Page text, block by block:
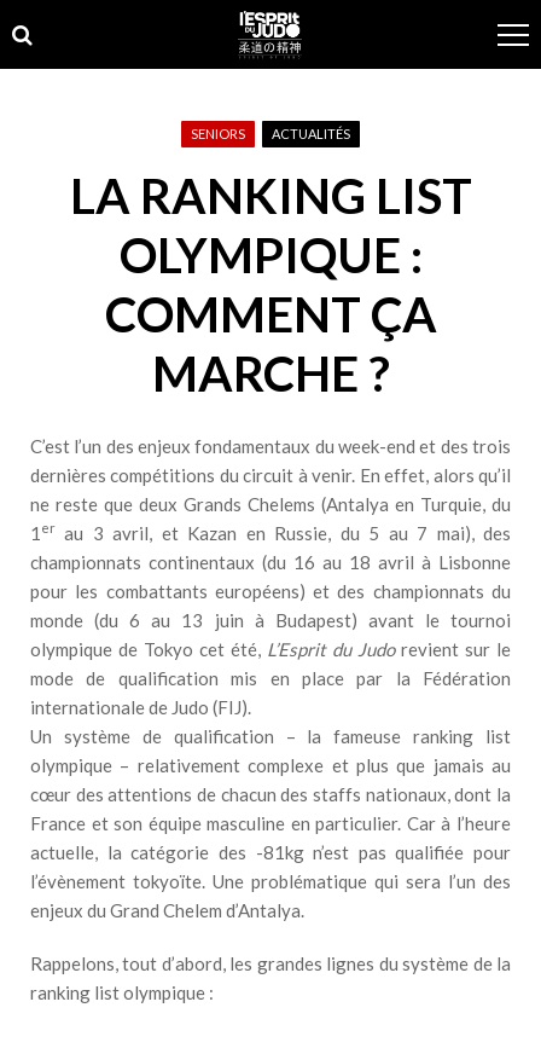
to
navigation
to
content
SENIORS ACTUALITÉS
LA RANKING LIST
OLYMPIQUE :
COMMENT ÇA
MARCHE ?
C’est l’un des enjeux fondamentaux du week-end et des trois
dernières compétitions du circuit à venir. En effet, alors qu’il
ne reste que deux Grands Chelems (Antalya en Turquie, du
1 er au 3 avril, et Kazan en Russie, du 5 au 7 mai), des
championnats continentaux (du 16 au 18 avril à Lisbonne
pour les combattants européens) et des championnats du
monde (du 6 au 13 juin à Budapest) avant le tournoi
olympique de Tokyo cet été, L’Esprit du Judorevient sur le
mode de qualification mis en place par la Fédération
internationale de Judo (FIJ).
Un système de qualification – la fameuse ranking list
olympique – relativement complexe et plus que jamais au
cœur des attentions de chacun des staffs nationaux, dont la
France et son équipe masculine en particulier. Car à l’heure
actuelle, la catégorie des -81kg n’est pas qualifiée pour
l’évènement tokyoïte. Une problématique qui sera l’un des
enjeux du Grand Chelem d’Antalya.
Rappelons, tout d’abord, les grandes lignes du système de la
ranking list olympique :